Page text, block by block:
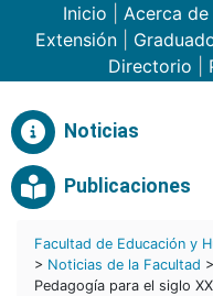
Inicio Acerca de
Extensión
Directorio
Noticias
Publicaciones
Facultad de Educación y
> Noticias de la Facultad >
Pedagogía para el siglo